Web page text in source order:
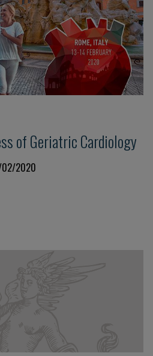
of Geriatric Cardiology
02/2020